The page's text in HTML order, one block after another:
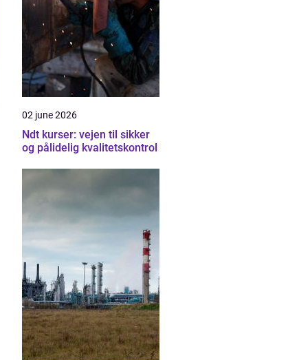
02 june 2026
Ndt kurser: vejen til sikker
og pålidelig kvalitetskontrol